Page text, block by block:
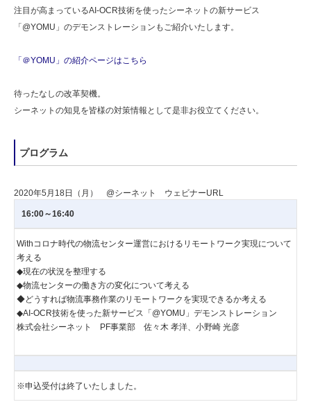
注目が高まっているAI-OCR技術を使ったシーネットの新サービス
「@YOMU」のデモンストレーションもご紹介いたします。
「＠YOMU」の紹介ページはこちら
待ったなしの改革契機。
シーネットの知見を皆様の対策情報として是非お役立てください。
プログラム
2020年5月18日（月） @シーネット ウェビナーURL
16:00～16:40
Withコロナ時代の物流センター運営におけるリモートワーク実現について
考える
◆現在の状況を整理する
◆物流センターの働き方の変化について考える
◆どうすれば物流事務作業のリモートワークを実現できるか考える
◆AI-OCR技術を使った新サービス「@YOMU」デモンストレーション
株式会社シーネット PF事業部 佐々木 孝洋、小野崎 光彦
※申込受付は終了いたしました。